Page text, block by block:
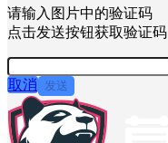
请输入图片中的验证码
点击发送按钮获取验证码
取消 发送